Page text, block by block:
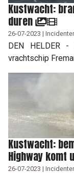
Kustwacht:
duren
26-07-2023 |
DEN HELDER
vrachtschip
Kustwacht:
Highway komt
26-07-2023 |